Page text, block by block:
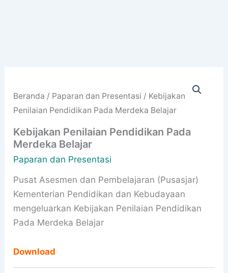
Beranda / Paparan dan Presentasi / Kebijakan
Penilaian Pendidikan Pada Merdeka Belajar
Kebijakan Penilaian Pendidikan Pada
Merdeka Belajar
Paparan dan Presentasi
Pusat Asesmen dan Pembelajaran (Pusasjar)
Kementerian Pendidikan dan Kebudayaan
mengeluarkan Kebijakan Penilaian Pendidikan
Pada Merdeka Belajar
Download